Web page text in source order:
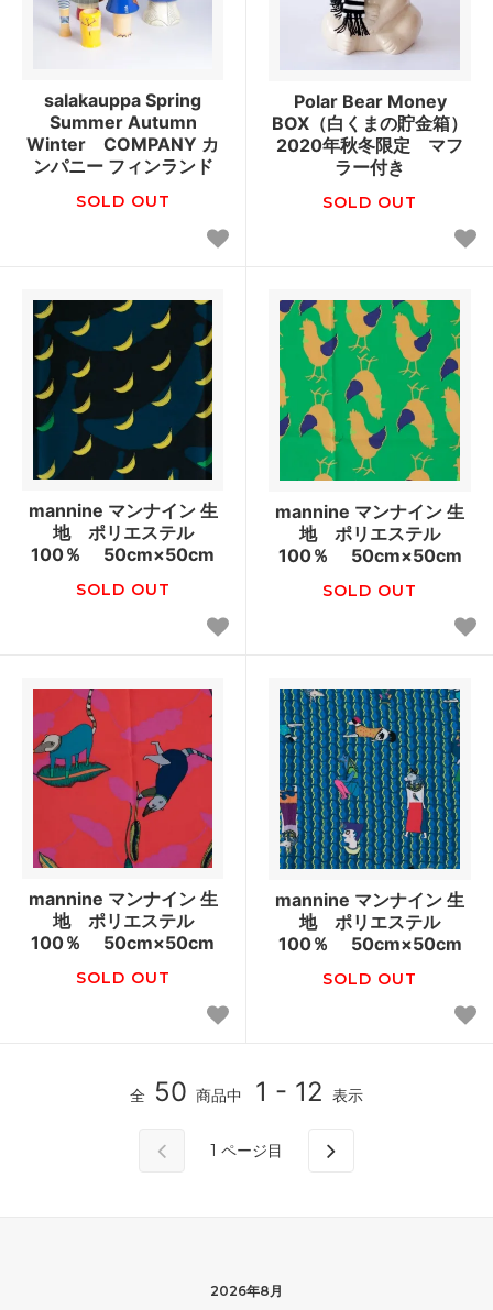
salakauppa Spring
Summer Autumn
Winter COMPANY カ
ンパニー フィンランド
SOLD OUT
Polar Bear Money
BOX（白くまの貯金箱）
2020年秋冬限定 マフ
ラー付き
SOLD OUT
mannine マンナイン 生
地 ポリエステル
100％ 50cm×50cm
SOLD OUT
mannine マンナイン 生
地 ポリエステル
100％ 50cm×50cm
SOLD OUT
mannine マンナイン 生
地 ポリエステル
100％ 50cm×50cm
SOLD OUT
mannine マンナイン 生
地 ポリエステル
100％ 50cm×50cm
SOLD OUT
全 50 商品中 1 - 12 表示
1 ページ目
2026年8月